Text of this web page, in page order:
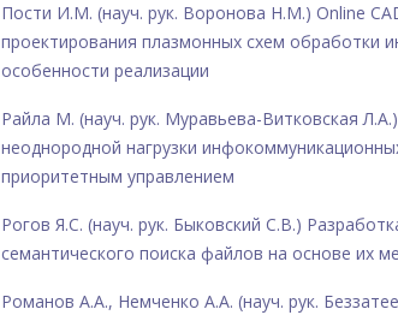
Пости И.М. (науч. рук. Воронова Н.М.) Online
проектирования плазмонных схем обработки
особенности реализации
Райла М. (науч. рук. Муравьева-Витковская
неоднородной нагрузки
приоритетным управлением
Рогов Я.С. (науч. рук. Быковский С.В.)
семантического поиска файлов на основе их
Романов А.А., Немченко А.А. (науч. рук.